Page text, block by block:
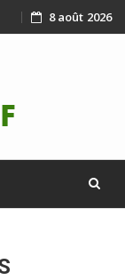
8 août 2026